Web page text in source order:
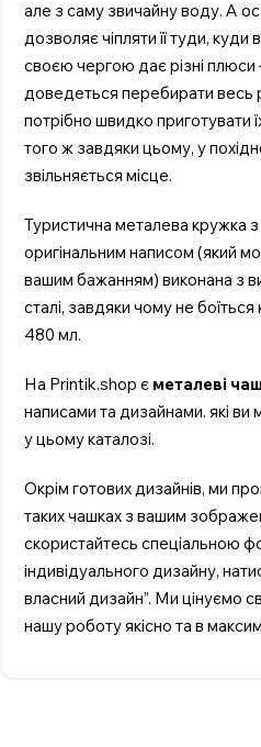
але з саму звичайну воду. А
дозволяє чіпляти її туди,
своєю чергою дає різні плюси
доведеться перебирати весь
потрібно швидко приготувати
того ж завдяки цьому, у
звільняється місце.
Туристична металева кружка
оригінальним написом (який
вашим бажанням) виконана з
сталі, завдяки чому не боїться
480 мл.
На Printik.shop є металеві
написами та дизайнами. які
у цьому каталозі.
Окрім готових дизайнів, ми
таких чашках з вашим
скористайтесь спеціальною
індивідуального дизайну,
власний дизайн”. Ми цінуємо
нашу роботу якісно та в